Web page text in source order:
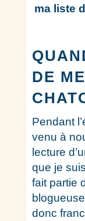
ma liste
DE
Pendant
venu à
lecture
que je
fait partie
donc